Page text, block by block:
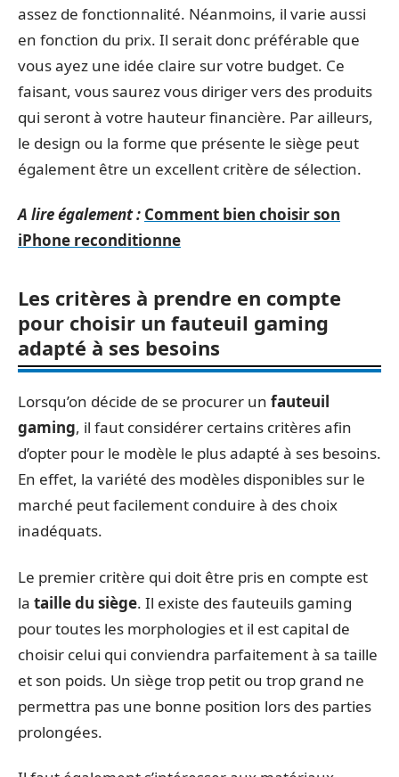
assez de fonctionnalité. Néanmoins, il varie aussi
en fonction du prix. Il serait donc préférable que
vous ayez une idée claire sur votre budget. Ce
faisant, vous saurez vous diriger vers des produits
qui seront à votre hauteur financière. Par ailleurs,
le design ou la forme que présente le siège peut
également être un excellent critère de sélection.
A lire également : Comment bien choisir son
iPhone reconditionne
Les critères à prendre en compte
pour choisir un fauteuil gaming
adapté à ses besoins
Lorsqu’on décide de se procurer un fauteuil
gaming, il faut considérer certains critères afin
d’opter pour le modèle le plus adapté à ses besoins.
En effet, la variété des modèles disponibles sur le
marché peut facilement conduire à des choix
inadéquats.
Le premier critère qui doit être pris en compte est
la taille du siège. Il existe des fauteuils gaming
pour toutes les morphologies et il est capital de
choisir celui qui conviendra parfaitement à sa taille
et son poids. Un siège trop petit ou trop grand ne
permettra pas une bonne position lors des parties
prolongées.